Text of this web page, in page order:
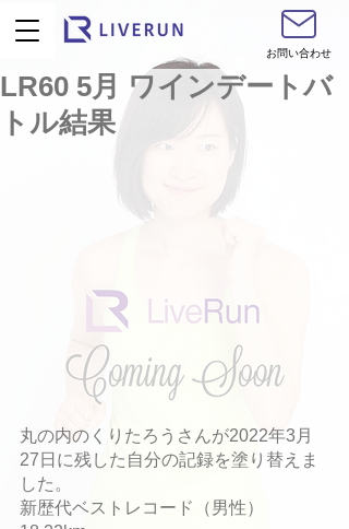
お問い合わせ
LR60 5月 ワインデートバ
トル結果
丸の内のくりたろうさんが2022年3月
27日に残した自分の記録を塗り替えま
した。
新歴代ベストレコード（男性）